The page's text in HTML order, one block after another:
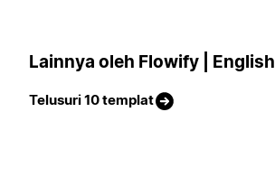
Lainnya oleh Flowify | English
Telusuri 10 templat